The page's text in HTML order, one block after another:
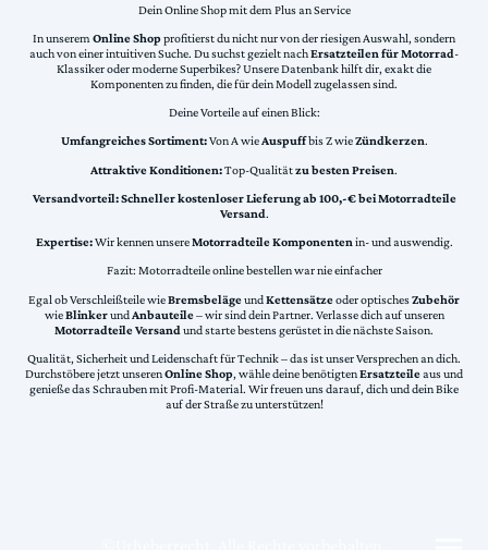
Dein Online Shop mit dem Plus an Service
In unserem Online Shopprofitierst du nicht nur von der riesigen Auswahl, sondern
auch von einer intuitiven Suche. Du suchst gezielt nachErsatzteilen für Motorrad-
Klassiker oder moderne Superbikes? Unsere Datenbank hilft dir, exakt die
Komponenten zu finden, die für dein Modell zugelassen sind.
Deine Vorteile auf einen Blick:
Umfangreiches Sortiment:Von A wieAuspuffbis Z wieZündkerzen.
Attraktive Konditionen:Top-Qualitätzu besten Preisen.
Versandvorteil:Schneller kostenloser Lieferung ab 100,-€ bei Motorradteile
Versand.
Expertise:Wir kennen unsereMotorradteile Komponentenin- und auswendig.
Fazit: Motorradteile online bestellen war nie einfacher
Egal ob Verschleißteile wieBremsbelägeundKettensätzeoder optischesZubehör
wieBlinkerundAnbauteile– wir sind dein Partner. Verlasse dich auf unseren
Motorradteile Versand und starte bestens gerüstet in die nächste Saison.
Qualität, Sicherheit und Leidenschaft für Technik – das ist unser Versprechen an dich.
Durchstöbere jetzt unserenOnline Shop, wähle deine benötigtenErsatzteileaus und
genieße das Schrauben mit Profi-Material. Wir freuen uns darauf, dich und dein Bike
auf der Straße zu unterstützen!